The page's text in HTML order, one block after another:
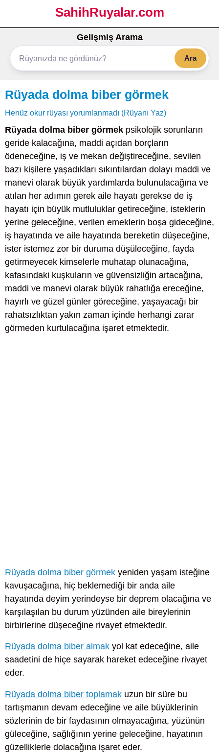
SahihRuyalar.com
Gelişmiş Arama
Ara
Rüyada dolma biber görmek
Henüz okur rüyası yorumlanmadı (Rüyanı Yaz)
Rüyada dolma biber görmek psikolojik sorunların
geride kalacağına, maddi açıdan borçların
ödeneceğine, iş ve mekan değiştireceğine, sevilen
bazı kişilere yaşadıkları sıkıntılardan dolayı maddi ve
manevi olarak büyük yardımlarda bulunulacağına ve
atılan her adımın gerek aile hayatı gerekse de iş
hayatı için büyük mutluluklar getireceğine, isteklerin
yerine geleceğine, verilen emeklerin boşa gideceğine,
iş hayatında ve aile hayatında bereketin düşeceğine,
ister istemez zor bir duruma düşüleceğine, fayda
getirmeyecek kimselerle muhatap olunacağına,
kafasındaki kuşkuların ve güvensizliğin artacağına,
maddi ve manevi olarak büyük rahatlığa ereceğine,
hayırlı ve güzel günler göreceğine, yaşayacağı bir
rahatsızlıktan yakın zaman içinde herhangi zarar
görmeden kurtulacağına işaret etmektedir.
Rüyada dolma biber görmek yeniden yaşam isteğine
kavuşacağına, hiç beklemediği bir anda aile
hayatında deyim yerindeyse bir deprem olacağına ve
karşılaşılan bu durum yüzünden aile bireylerinin
birbirlerine düşeceğine rivayet etmektedir.
Rüyada dolma biber almak yol kat edeceğine, aile
saadetini de hiçe sayarak hareket edeceğine rivayet
eder.
Rüyada dolma biber toplamak uzun bir süre bu
tartışmanın devam edeceğine ve aile büyüklerinin
sözlerinin de bir faydasının olmayacağına, yüzünün
güleceğine, sağlığının yerine geleceğine, hayatının
güzelliklerle dolacağına işaret eder.